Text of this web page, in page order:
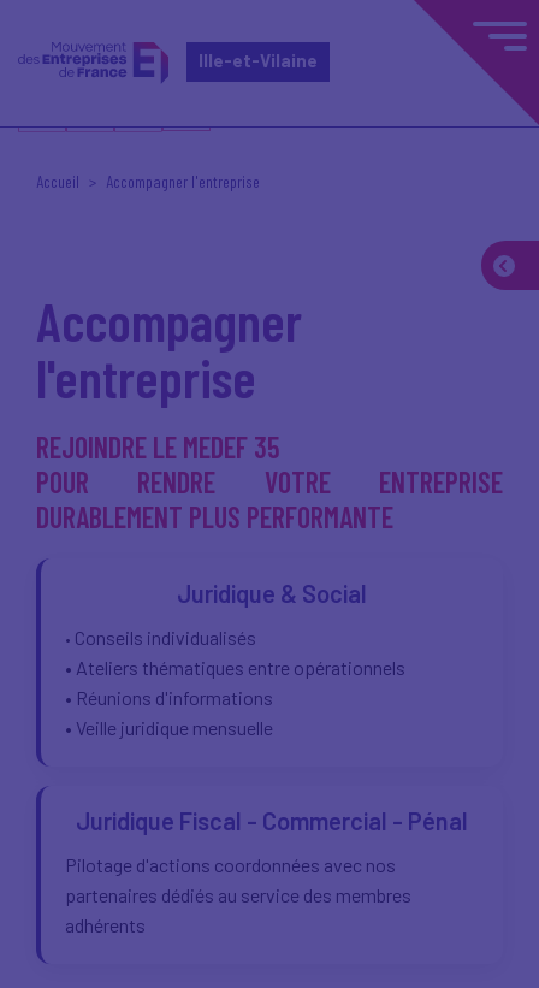
Ille-et-Vilaine
Accueil Accompagner l'entreprise
Accompagner
l'entreprise
REJOINDRE LE MEDEF 35
POUR RENDRE VOTRE ENTREPRISE
DURABLEMENT PLUS PERFORMANTE
Juridique & Social
• Conseils individualisés
• Ateliers thématiques entre opérationnels
• Réunions d'informations
• Veille juridique mensuelle
Juridique Fiscal - Commercial - Pénal
Pilotage d'actions coordonnées avec nos
partenaires dédiés au service des membres
adhérents